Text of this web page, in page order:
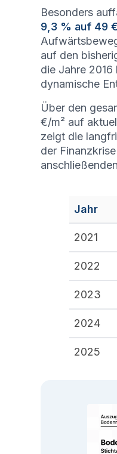
Besonders
9,3 % auf 49
auf den
die Jahre
dynamische
Über den
€/m² auf
zeigt die
der
Jahr
2021
2022
2023
2024
2025